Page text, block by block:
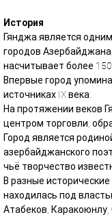
История
Гянджа является
городов
насчитывает более
Впервые город
источниках IX века.
На протяжении веков
центром торговли,
Город является
азербайджанского
чьё творчество
В разные
находилась под
Атабеков,